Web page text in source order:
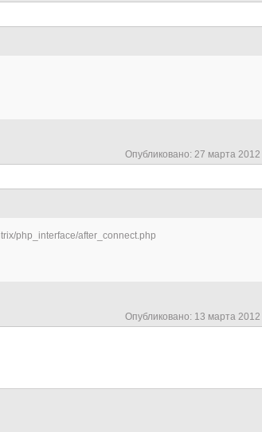
Опубликовано: 27 марта 2012
php_interface/after_connect.php
Опубликовано: 13 марта 2012